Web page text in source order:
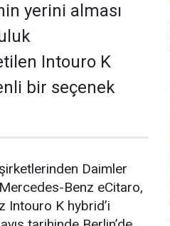
yerini alması
Intouro K
bir seçenek
Daimler
Benz eCitaro,
Intouro K hybrid’i